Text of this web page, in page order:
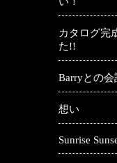
カタログ完
た!!
Barryとの会
想い
Sunrise